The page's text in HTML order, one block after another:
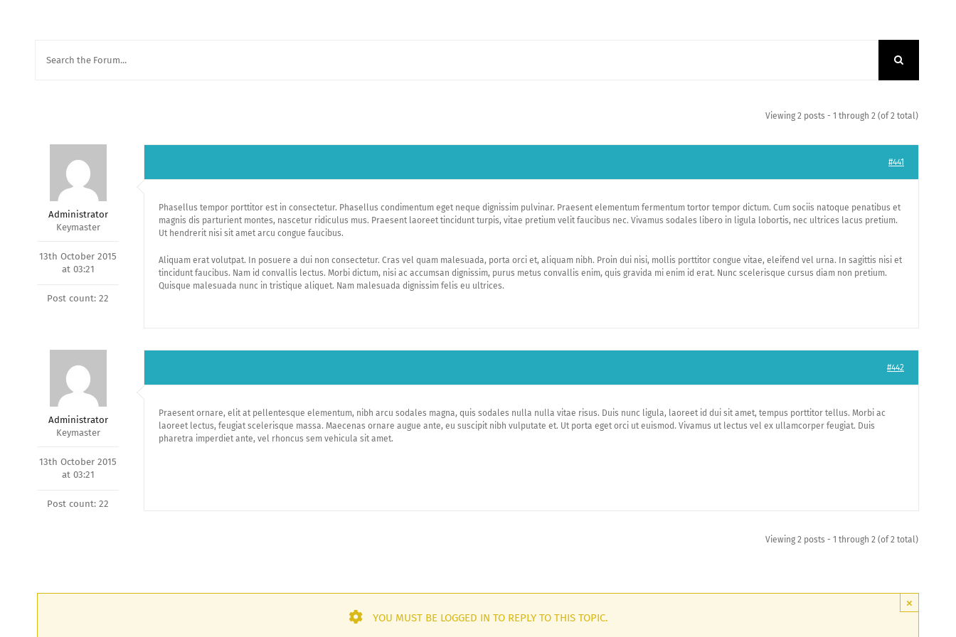
Viewing 2 posts - 1 through 2 (of 2 total)
Administrator
Keymaster
13th October 2015
at 03:21
Post count: 22
#441
Phasellus tempor porttitor est in consectetur. Phasellus condimentum eget neque dignissim pulvinar. Praesent elementum fermentum tortor tempor dictum. Cum sociis natoque penatibus et
magnis dis parturient montes, nascetur ridiculus mus. Praesent laoreet tincidunt turpis, vitae pretium velit faucibus nec. Vivamus sodales libero in ligula lobortis, nec ultrices lacus pretium.
Ut hendrerit nisi sit amet arcu congue faucibus.
Aliquam erat volutpat. In posuere a dui non consectetur. Cras vel quam malesuada, porta orci et, aliquam nibh. Proin dui nisi, mollis porttitor congue vitae, eleifend vel urna. In sagittis nisi et
tincidunt faucibus. Nam id convallis lectus. Morbi dictum, nisi ac accumsan dignissim, purus metus convallis enim, quis gravida mi enim id erat. Nunc scelerisque cursus diam non pretium.
Quisque malesuada nunc in tristique aliquet. Nam malesuada dignissim felis eu ultrices.
Administrator
Keymaster
13th October 2015
at 03:21
Post count: 22
#442
Praesent ornare, elit at pellentesque elementum, nibh arcu sodales magna, quis sodales nulla nulla vitae risus. Duis nunc ligula, laoreet id dui sit amet, tempus porttitor tellus. Morbi ac
laoreet lectus, feugiat scelerisque massa. Maecenas ornare augue ante, eu suscipit nibh vulputate et. Ut porta eget orci ut euismod. Vivamus ut lectus vel ex ullamcorper feugiat. Duis
pharetra imperdiet ante, vel rhoncus sem vehicula sit amet.
Viewing 2 posts - 1 through 2 (of 2 total)
×
YOU MUST BE LOGGED IN TO REPLY TO THIS TOPIC.